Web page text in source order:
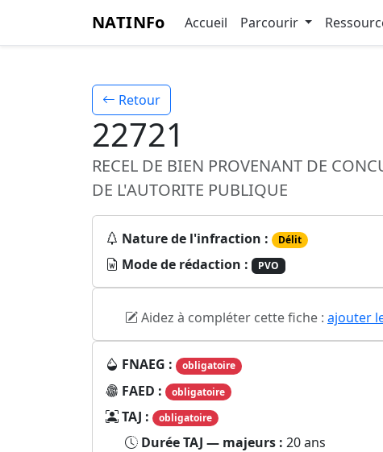
NATINFo Accueil Parcourir
Retour
22721
RECEL DE BIEN PROVENANT DE
DE L'AUTORITE PUBLIQUE
Nature de l'infraction : Délit
Mode de rédaction : PVO
Aidez à compléter cette fiche : ajouter
FNAEG : obligatoire
FAED : obligatoire
TAJ : obligatoire
Durée TAJ — majeurs : 20 ans